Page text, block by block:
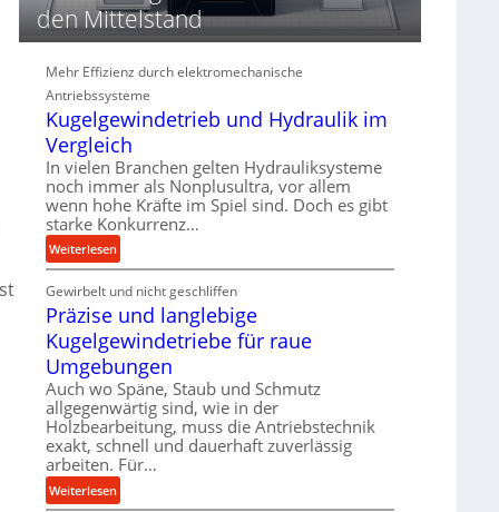
i
e
P
r
f
o
r
m
a
n
c
b
e
i
m
D
r
ü
c
k
p
den Mittelstand
Mehr Effizienz durch elektromechanische
Antriebssysteme
Kugelgewindetrieb und Hydraulik im
Vergleich
In vielen Branchen gelten Hydrauliksysteme
noch immer als Nonplusultra, vor allem
wenn hohe Kräfte im Spiel sind. Doch es gibt
starke Konkurrenz…
Weiterlesen:
K
u
g
l
g
e
w
i
n
d
e
Gewirbelt und nicht geschliffen
Präzise und langlebige
Kugelgewindetriebe für raue
Umgebungen
Auch wo Späne, Staub und Schmutz
allgegenwärtig sind, wie in der
Holzbearbeitung, muss die Antriebstechnik
exakt, schnell und dauerhaft zuverlässig
arbeiten. Für…
Weiterlesen: